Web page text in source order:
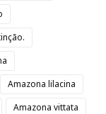
Amazona lilacina
Amazona vittata